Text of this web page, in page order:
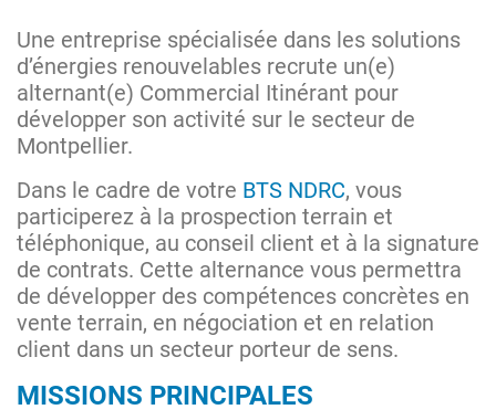
Une entreprise spécialisée dans les solutions
d’énergies renouvelables recrute un(e)
alternant(e) Commercial Itinérant pour
développer son activité sur le secteur de
Montpellier.
Dans le cadre de votre BTS NDRC, vous
participerez à la prospection terrain et
téléphonique, au conseil client et à la signature
de contrats. Cette alternance vous permettra
de développer des compétences concrètes en
vente terrain, en négociation et en relation
client dans un secteur porteur de sens.
MISSIONS PRINCIPALES